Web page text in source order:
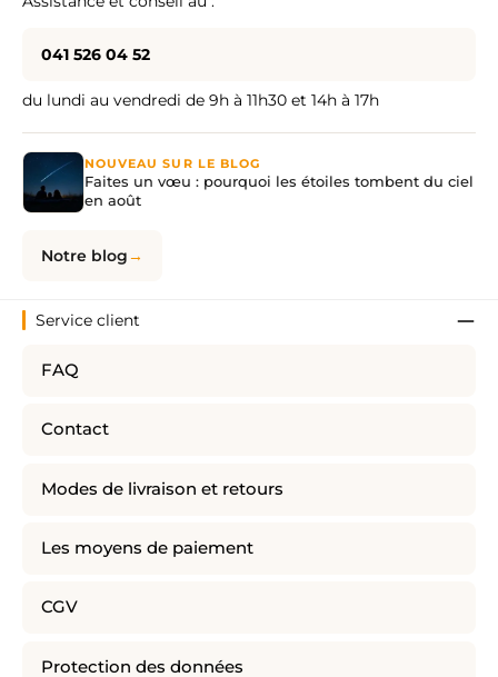
041 526 04 52
du lundi au vendredi de 9h à 11h30 et 14h à 17h
NOUVEAU SUR LE BLOG
Faites un vœu : pourquoi les étoiles tombent du ciel
en août
Notre blog
Service client
FAQ
Contact
Modes de livraison et retours
Les moyens de paiement
CGV
Protection des données